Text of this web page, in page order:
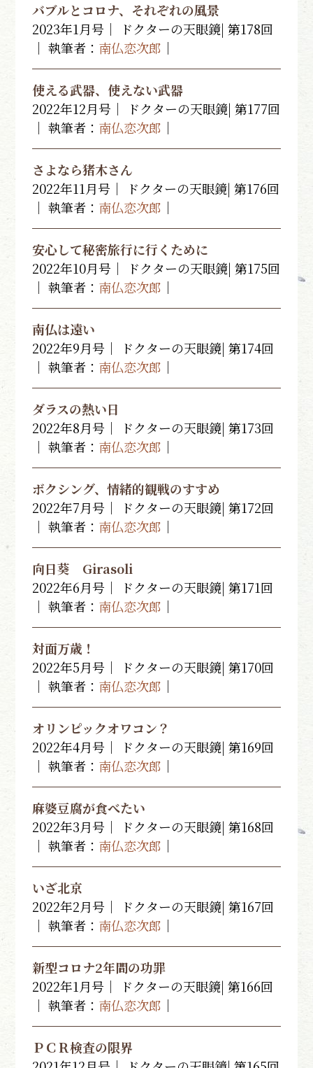
バブルとコロナ、それぞれの風景
2023年1月号｜ ドクターの天眼鏡| 第178回
｜ 執筆者： 南仏恋次郎 ｜
使える武器、使えない武器
2022年12月号｜ ドクターの天眼鏡| 第177回
｜ 執筆者： 南仏恋次郎 ｜
さよなら猪木さん
2022年11月号｜ ドクターの天眼鏡| 第176回
｜ 執筆者： 南仏恋次郎 ｜
安心して秘密旅行に行くために
2022年10月号｜ ドクターの天眼鏡| 第175回
｜ 執筆者： 南仏恋次郎 ｜
南仏は遠い
2022年9月号｜ ドクターの天眼鏡| 第174回
｜ 執筆者： 南仏恋次郎 ｜
ダラスの熱い日
2022年8月号｜ ドクターの天眼鏡| 第173回
｜ 執筆者： 南仏恋次郎 ｜
ボクシング、情緒的観戦のすすめ
2022年7月号｜ ドクターの天眼鏡| 第172回
｜ 執筆者： 南仏恋次郎 ｜
向日葵 Girasoli
2022年6月号｜ ドクターの天眼鏡| 第171回
｜ 執筆者： 南仏恋次郎 ｜
対面万歳！
2022年5月号｜ ドクターの天眼鏡| 第170回
｜ 執筆者： 南仏恋次郎 ｜
オリンピックオワコン？
2022年4月号｜ ドクターの天眼鏡| 第169回
｜ 執筆者： 南仏恋次郎 ｜
麻婆豆腐が食べたい
2022年3月号｜ ドクターの天眼鏡| 第168回
｜ 執筆者： 南仏恋次郎 ｜
いざ北京
2022年2月号｜ ドクターの天眼鏡| 第167回
｜ 執筆者： 南仏恋次郎 ｜
新型コロナ2年間の功罪
2022年1月号｜ ドクターの天眼鏡| 第166回
｜ 執筆者： 南仏恋次郎 ｜
ＰＣＲ検査の限界